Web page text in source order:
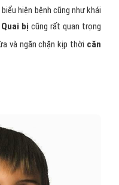
hiện bệnh cũng như khái
Quai bị cũng rất quan trọng
và ngăn chặn kịp thời căn